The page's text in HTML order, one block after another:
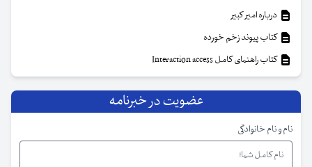
درباره امیر کبیر
کتاب پیوند زخم خورده
کتاب راهنمای کامل Interaction access
عضویت در خبرنامه
نام و نام خانوادگی